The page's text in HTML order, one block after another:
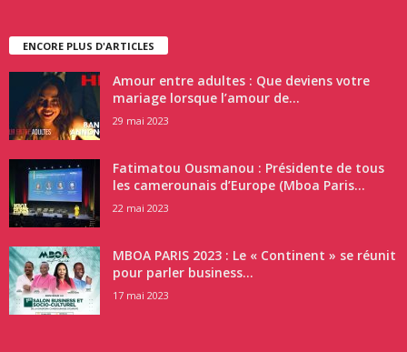
ENCORE PLUS D'ARTICLES
Amour entre adultes : Que deviens votre
mariage lorsque l’amour de...
29 mai 2023
Fatimatou Ousmanou : Présidente de tous
les camerounais d’Europe (Mboa Paris...
22 mai 2023
MBOA PARIS 2023 : Le « Continent » se réunit
pour parler business...
17 mai 2023